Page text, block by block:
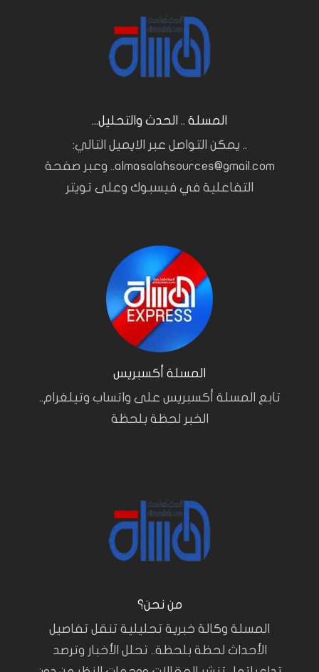
المسلة .. الحدث والتحليل...
.. يمكن التواصل عبر الايميل التالي:
almasalahsources@gmail.com.. وعبر صفحة
التفاعلية في فيسبوك وعلى تويتر
المسلة أكسبريس
تابع المسلة أكسبريس على واتساب وتيلغرام..
الخبر لحظة بلحظة
من نحن؟
المسلة وكالة خبرية تحليلية تنقل تفاصيل
الأحداث لحظة بلحظة.. تحلل الأخبار وترصد